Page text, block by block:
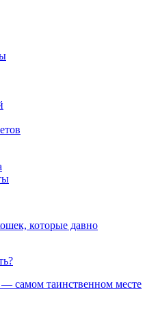
которые давно
самом таинственном месте